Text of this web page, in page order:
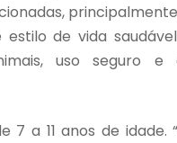
de vida
uso seguro e
a 11 anos de idade.